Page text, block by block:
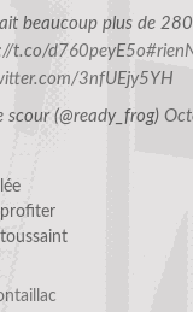
beaucoup plus de
t.co/d760peyE5o
3nfUEjy5YH
scour (@ready_frog)
profiter